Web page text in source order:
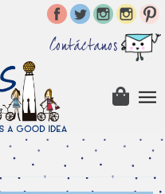
Contáctanos